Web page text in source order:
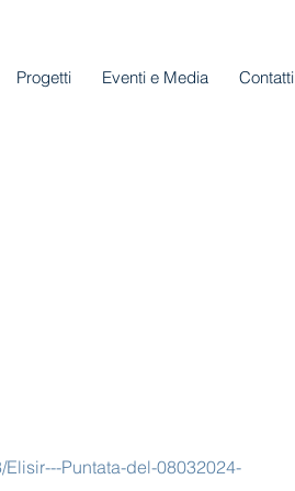
Progetti Eventi e Media Contatti
Puntata-del-08032024-